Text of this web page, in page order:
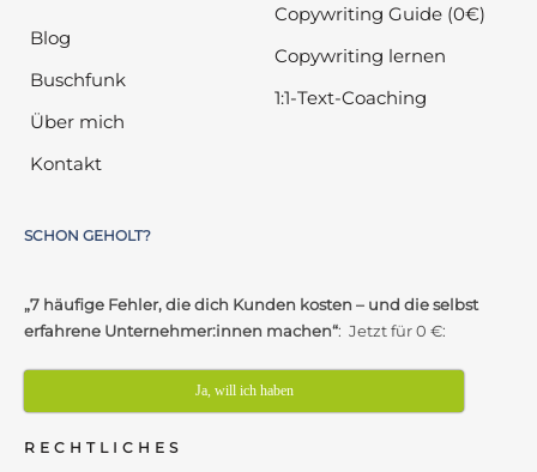
Blog
Buschfunk
Über mich
Kontakt
Copywriting Guide (0€)
Copywriting lernen
1:1-Text-Coaching
SCHON GEHOLT?
„7 häufige Fehler, die dich Kunden kosten – und die selbst
erfahrene Unternehmer:innen machen“: Jetzt für 0 €:
Ja, will ich haben
RECHTLICHES